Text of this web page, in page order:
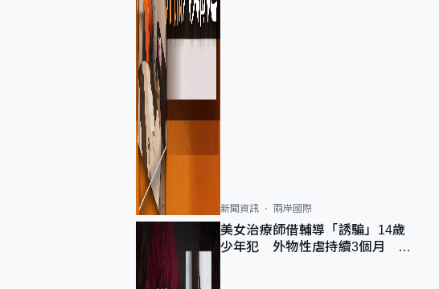
新聞資訊 兩岸國際
美女治療師借輔導「誘騙」14歲
少年犯 外物性虐持續3個月 受